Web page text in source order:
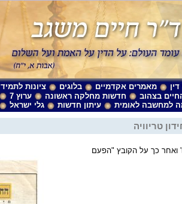
מאמרים אקדמיים בלוגים ציונות לתמיד
בצהוב חדשות מחלקה ראשונה ערוץ 7
למחשבה לאומית עיתון חדשות גלי ישראל
טריוויה
ואחר כך על הקובץ "הפעם